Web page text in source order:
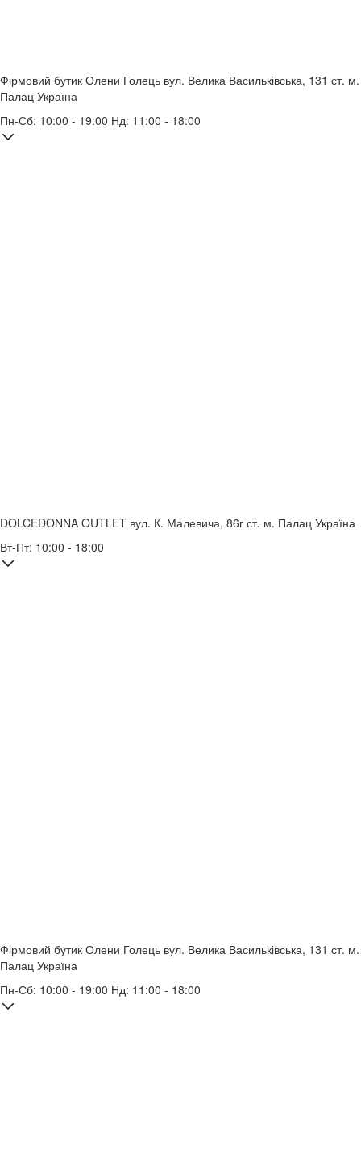
Фірмовий бутик Олени Голець вул. Велика Васильківська, 131 ст. м.
Палац Україна
Пн-Сб: 10:00 - 19:00 Нд: 11:00 - 18:00
DOLCEDONNA OUTLET вул. К. Малевича, 86г ст. м. Палац Україна
Вт-Пт: 10:00 - 18:00
Фірмовий бутик Олени Голець вул. Велика Васильківська, 131 ст. м.
Палац Україна
Пн-Сб: 10:00 - 19:00 Нд: 11:00 - 18:00